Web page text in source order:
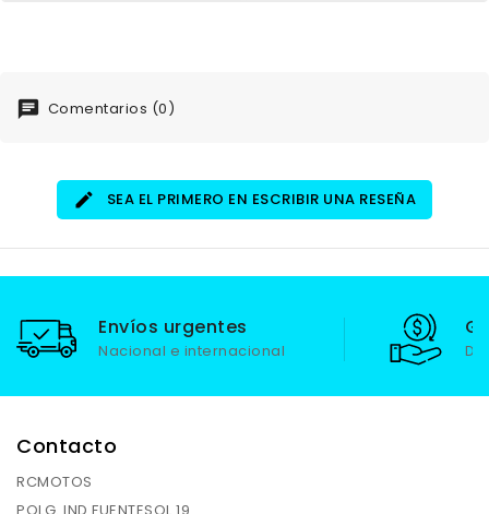
Comentarios (0)
SEA EL PRIMERO EN ESCRIBIR UNA RESEÑA
Envíos urgentes
Nacional e internacional
Contacto
RCMOTOS